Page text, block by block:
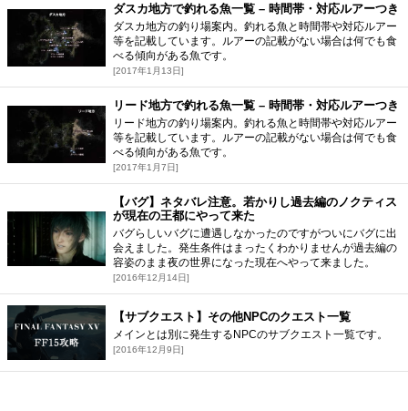
ダスカ地方で釣れる魚一覧 – 時間帯・対応ルアーつき
ダスカ地方の釣り場案内。釣れる魚と時間帯や対応ルアー
等を記載しています。ルアーの記載がない場合は何でも食
べる傾向がある魚です。
[2017年1月13日]
リード地方で釣れる魚一覧 – 時間帯・対応ルアーつき
リード地方の釣り場案内。釣れる魚と時間帯や対応ルアー
等を記載しています。ルアーの記載がない場合は何でも食
べる傾向がある魚です。
[2017年1月7日]
【バグ】ネタバレ注意。若かりし過去編のノクティス
が現在の王都にやって来た
バグらしいバグに遭遇しなかったのですがついにバグに出
会えました。発生条件はまったくわかりませんが過去編の
容姿のまま夜の世界になった現在へやって来ました。
[2016年12月14日]
【サブクエスト】その他NPCのクエスト一覧
メインとは別に発生するNPCのサブクエスト一覧です。
[2016年12月9日]